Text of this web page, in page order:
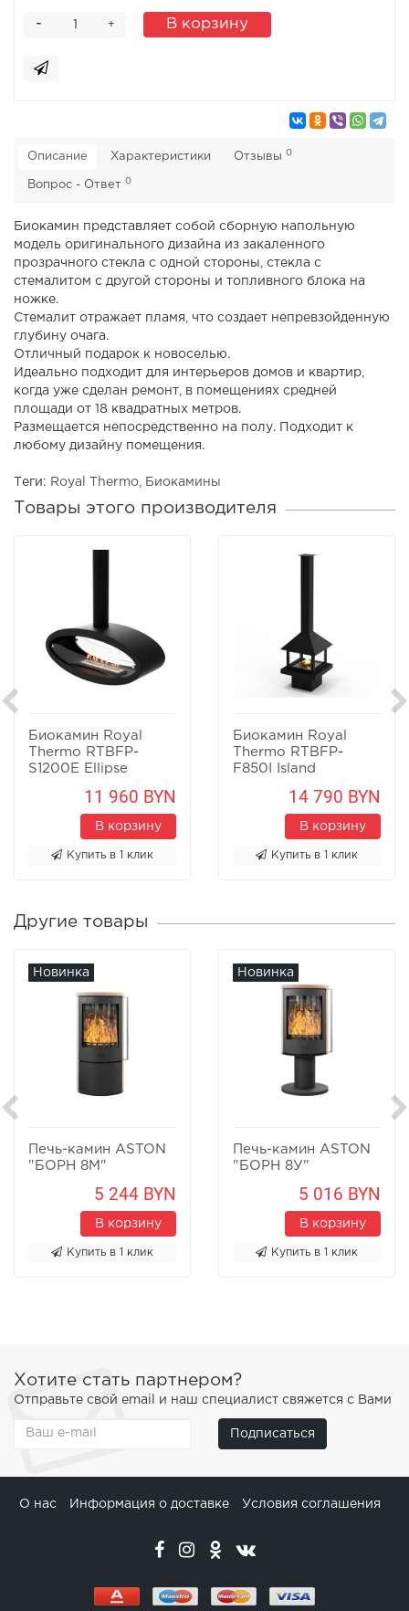
+
- В корзину
Описание Характеристики Отзывы 0
Вопрос - Ответ 0
Биокамин представляет собой сборную напольную
модель оригинального дизайна из закаленного
прозрачного стекла с одной стороны, стекла с
стемалитом с другой стороны и топливного блока на
ножке.
Стемалит отражает пламя, что создает непревзойденную
глубину очага.
Отличный подарок к новоселью.
Идеально подходит для интерьеров домов и квартир,
когда уже сделан ремонт, в помещениях средней
площади от 18 квадратных метров.
Размещается непосредственно на полу. Подходит к
любому дизайну помещения.
Теги: Royal Thermo Биокамины
Товары этого производителя
Биокамин Royal
Thermo RTBFP-
S1200E Ellipse
11 960 BYN
В корзину
Купить в 1 клик
Биокамин Royal
Thermo RTBFP-
F850I Island
14 790 BYN
В корзину
Купить в 1 клик
Другие товары
Новинка
Печь-камин ASTON
"БОРН 8М"
5 244 BYN
В корзину
Купить в 1 клик
Новинка
Печь-камин ASTON
"БОРН 8У"
5 016 BYN
В корзину
Купить в 1 клик
Хотите стать партнером?
Отправьте свой email и наш специалист свяжется с Вами
Подписаться
О нас Информация о доставке Условия соглашения